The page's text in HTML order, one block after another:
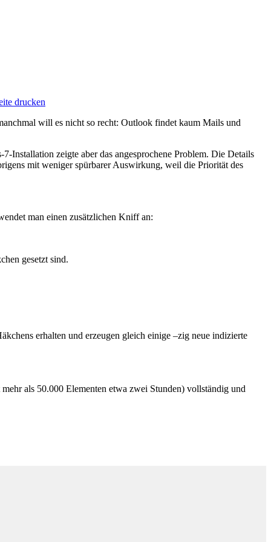
will es nicht so recht: Outlook findet kaum Mails und
Installation zeigte aber das angesprochene Problem. Die Details
mit weniger spürbarer Auswirkung, weil die Priorität des
man einen zusätzlichen Kniff an:
gesetzt sind.
erhalten und erzeugen gleich einige –zig neue indizierte
als 50.000 Elementen etwa zwei Stunden) vollständig und